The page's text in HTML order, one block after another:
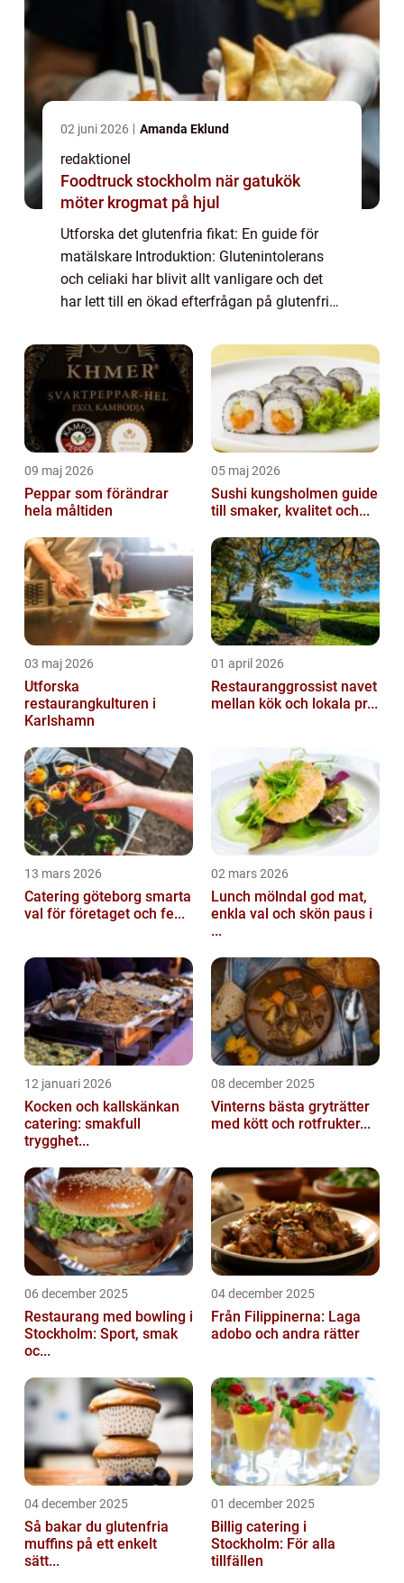
02 juni 2026 Amanda Eklund
redaktionel
Foodtruck stockholm när gatukök
möter krogmat på hjul
Utforska det glutenfria fikat: En guide för
matälskare Introduktion: Glutenintolerans
och celiaki har blivit allt vanligare och det
har lett till en ökad efterfrågan på glutenfria
även fika, där glutenfria...
09 maj 2026
Peppar som förändrar
hela måltiden
05 maj 2026
Sushi kungsholmen guide
till smaker, kvalitet och...
03 maj 2026
Utforska
restaurangkulturen i
Karlshamn
01 april 2026
Restauranggrossist navet
mellan kök och lokala pr...
13 mars 2026
Catering göteborg smarta
val för företaget och fe...
02 mars 2026
Lunch mölndal god mat,
enkla val och skön paus i
...
12 januari 2026
Kocken och kallskänkan
catering: smakfull
trygghet...
08 december 2025
Vinterns bästa gryträtter
med kött och rotfrukter...
06 december 2025
Restaurang med bowling i
Stockholm: Sport, smak
oc...
04 december 2025
Från Filippinerna: Laga
adobo och andra rätter
04 december 2025
Så bakar du glutenfria
muffins på ett enkelt
sätt...
01 december 2025
Billig catering i
Stockholm: För alla
tillfällen